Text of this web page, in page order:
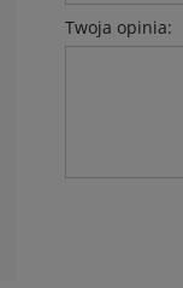
Twoja opinia: